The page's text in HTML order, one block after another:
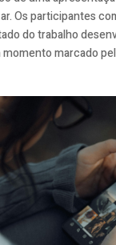
Os participantes
do trabalho
momento marcado